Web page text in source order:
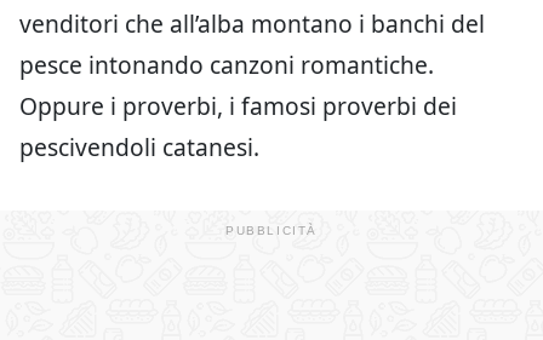
venditori che all’alba montano i banchi del
pesce intonando canzoni romantiche.
Oppure i proverbi, i famosi proverbi dei
pescivendoli catanesi.